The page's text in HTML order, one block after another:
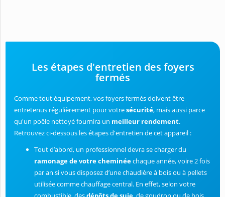
Les étapes d'entretien des foyers
fermés
Comme tout équipement, vos foyers fermés doivent être
entretenus régulièrement pour votresécurité, mais aussi parce
qu'un poêle nettoyé fournira un meilleur rendement.
Retrouvez ci-dessous les étapes d'entretien de cet appareil :
Tout d’abord, un professionnel devra se charger du
ramonage de votre cheminéechaque année, voire 2 fois
par an si vous disposez d’une chaudière à bois ou à pellets
utilisée comme chauffage central. En effet, selon votre